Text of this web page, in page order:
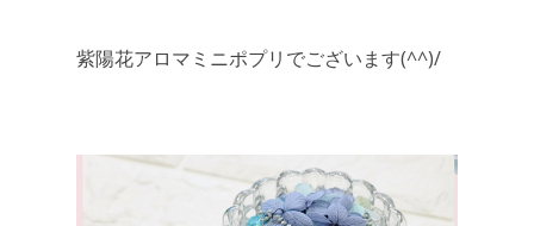
紫陽花アロマミニポプリでございます(^^)/